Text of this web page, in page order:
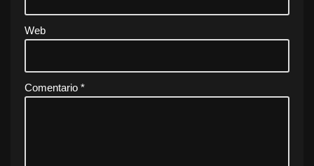
Web
Comentario *